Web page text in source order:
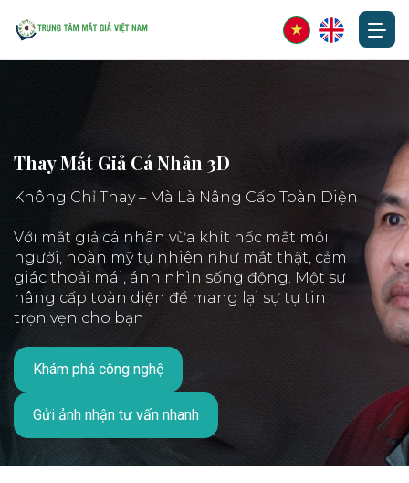
Thay Mắt Giả Cá Nhân 3D
Không Chỉ Thay – Mà Là Nâng Cấp Toàn Diện
Với mắt giả cá nhân vừa khít hốc mắt mỗi
người, hoàn mỹ tự nhiên như mắt thật, cảm
giác thoải mái, ánh nhìn sống động. Một sự
nâng cấp toàn diện để mang lại sự tự tin
trọn vẹn cho bạn
Khám phá công nghệ
Gửi ảnh nhận tư vấn nhanh